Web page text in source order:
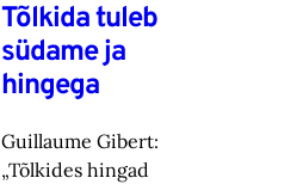
Tõlkida tuleb
südame ja
hingega
Guillaume Gibert:
„Tõlkides hingad